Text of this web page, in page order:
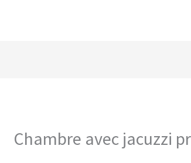
Chambre avec jacuzzi